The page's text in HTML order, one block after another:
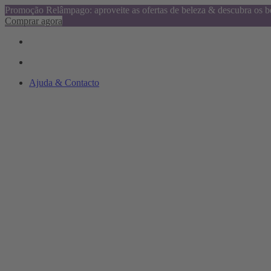
Promoção Relâmpago: aproveite as ofertas de beleza & descubra os
Comprar agora
Ajuda & Contacto